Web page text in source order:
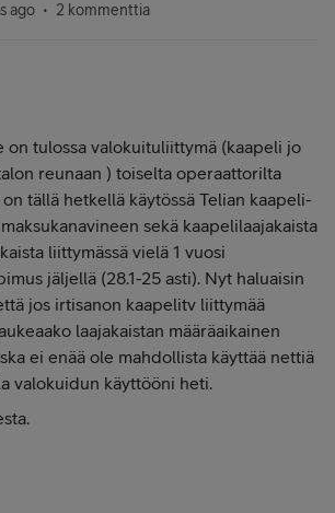
ago 2 kommenttia
on tulossa valokuituliittymä (kaapeli jo
reunaan ) toiselta operaattorilta
on tällä hetkellä käytössä Telian kaapeli-
sekä kaapelilaajakaista
liittymässä vielä 1 vuosi
jäljellä (28.1-25 asti). Nyt haluaisin
jos irtisanon kaapelitv liittymää
laajakaistan määräaikainen
ei enää ole mahdollista käyttää nettiä
valokuidun käyttööni heti.